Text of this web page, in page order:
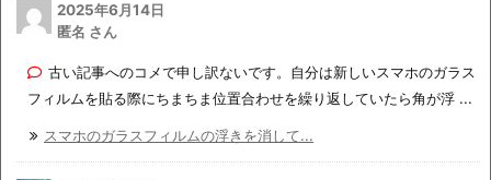
2025年6月14日
匿名 さん
古い記事へのコメで申し訳ないです。自分は新しいスマホのガラス
フィルムを貼る際にちまちま位置合わせを繰り返していたら角が浮 ...
スマホのガラスフィルムの浮きを消して...